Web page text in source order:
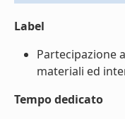
Label
Partecipazione
materiali ed
Tempo dedicato